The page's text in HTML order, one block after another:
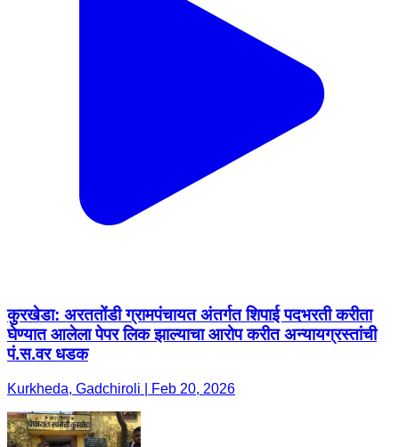
कुरखेडा: अरततोंडी ग्रामपंचायत अंतर्गत शिपाई पदभरती करीता
घेण्यात आलेला पेपर लिक झाल्याचा आरोप करीत अन्यायग्रस्तांची
पं.स.वर धडक
Kurkheda, Gadchiroli | Feb 20, 2026